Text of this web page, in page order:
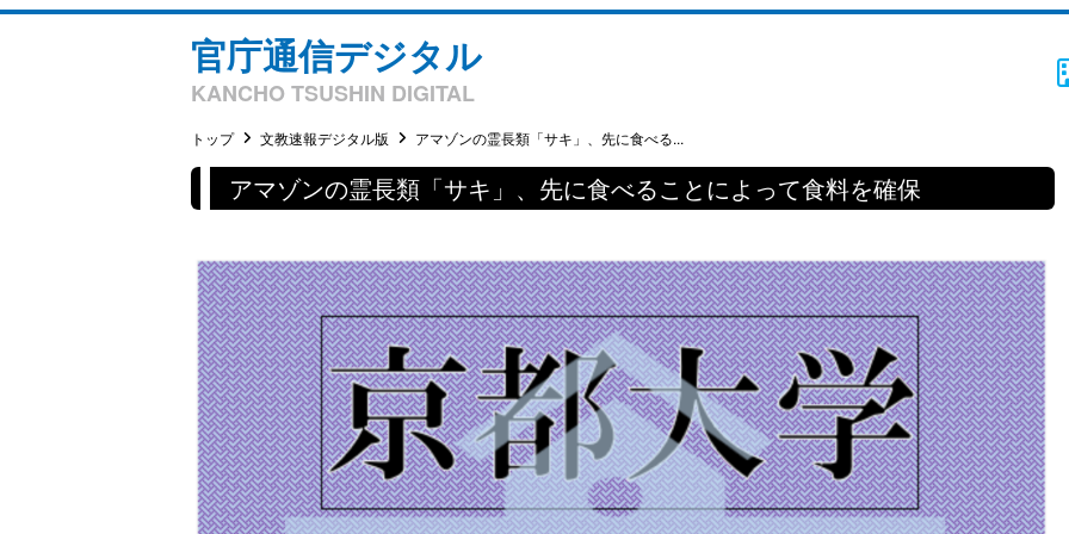
官庁通信デジタル
KANCHO TSUSHIN DIGITAL
トップ 文教速報デジタル版 アマゾンの霊長類「サキ」、先に食べる...
アマゾンの霊長類「サキ」、先に食べることによって食料を確保